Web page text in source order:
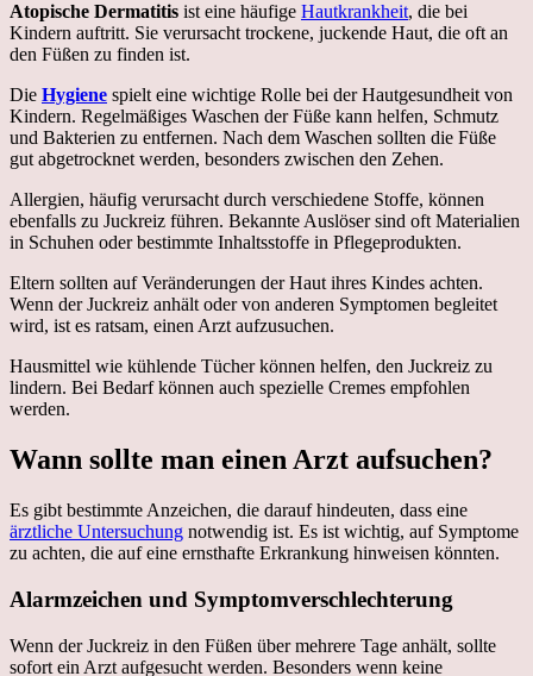
Atopische Dermatitis ist eine häufige Hautkrankheit, die bei
Kindern auftritt. Sie verursacht trockene, juckende Haut, die oft an
den Füßen zu finden ist.
Die Hygiene spielt eine wichtige Rolle bei der Hautgesundheit von
Kindern. Regelmäßiges Waschen der Füße kann helfen, Schmutz
und Bakterien zu entfernen. Nach dem Waschen sollten die Füße
gut abgetrocknet werden, besonders zwischen den Zehen.
Allergien, häufig verursacht durch verschiedene Stoffe, können
ebenfalls zu Juckreiz führen. Bekannte Auslöser sind oft Materialien
in Schuhen oder bestimmte Inhaltsstoffe in Pflegeprodukten.
Eltern sollten auf Veränderungen der Haut ihres Kindes achten.
Wenn der Juckreiz anhält oder von anderen Symptomen begleitet
wird, ist es ratsam, einen Arzt aufzusuchen.
Hausmittel wie kühlende Tücher können helfen, den Juckreiz zu
lindern. Bei Bedarf können auch spezielle Cremes empfohlen
werden.
Wann sollte man einen Arzt aufsuchen?
Es gibt bestimmte Anzeichen, die darauf hindeuten, dass eine
ärztliche Untersuchung notwendig ist. Es ist wichtig, auf Symptome
zu achten, die auf eine ernsthafte Erkrankung hinweisen könnten.
Alarmzeichen und Symptomverschlechterung
Wenn der Juckreiz in den Füßen über mehrere Tage anhält, sollte
sofort ein Arzt aufgesucht werden. Besonders wenn keine